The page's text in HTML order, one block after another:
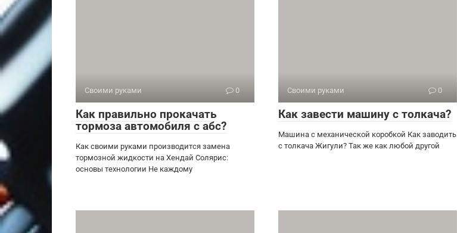
Своими руками 0
Как правильно прокачать
тормоза автомобиля с абс?
Как своими руками производится замена
тормозной жидкости на Хендай Солярис:
основы технологии Не каждому
Своими руками 0
Как завести машину с толкача?
Машина с механической коробкой Как заводить
с толкача Жигули? Так же как любой другой